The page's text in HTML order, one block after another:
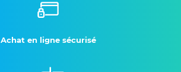
Achat en ligne sécurisé